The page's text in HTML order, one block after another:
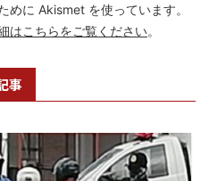
めに Akismet を使っています。
はこちらをご覧ください。
事